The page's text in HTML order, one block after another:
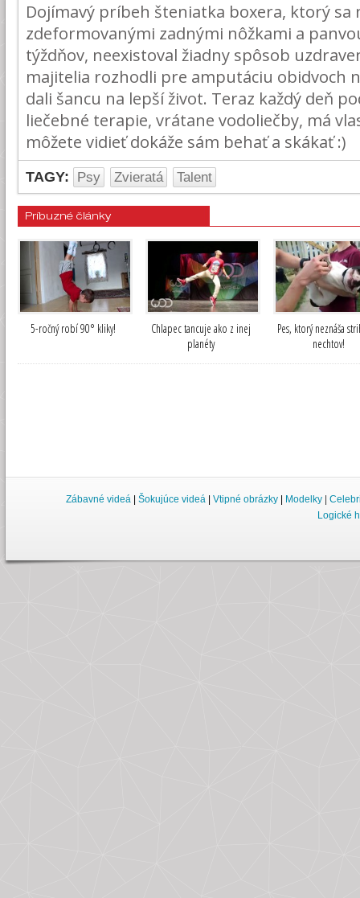
Dojímavý príbeh šteniatka boxera, ktorý sa
zdeformovanými zadnými nôžkami a
týždňov, neexistoval žiadny spôsob
majitelia rozhodli pre amputáciu obidvoch
dali šancu na lepší život. Teraz každý deň
liečebné terapie, vrátane vodoliečby, má
môžete vidieť dokáže sám behať a skákať :)
TAGY: Psy Zvieratá Talent
Príbuzné články
5-ročný robí 90° kliky!
Chlapec tancuje ako z inej
planéty
Pes, ktorý neznáša
nechtov!
Zábavné videá | Šokujúce videá | Vtipné obrázky | Modelky |
Logické